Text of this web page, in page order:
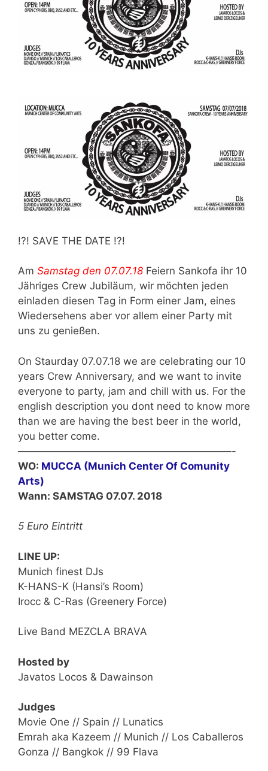
!?! SAVE THE DATE !?!
Am Samstag den 07.07.18 Feiern Sankofa ihr 10
Jähriges Crew Jubiläum, wir möchten jeden
einladen diesen Tag in Form einer Jam, eines
Wiedersehens aber vor allem einer Party mit
uns zu genießen.
On Staurday 07.07.18 we are celebrating our 10
years Crew Anniversary, and we want to invite
everyone to party, jam and chill with us. For the
english description you dont need to know more
than we are having the best beer in the world,
you better come.
—————————————————————-
WO: MUCCA (Munich Center Of Comunity
Arts)
Wann: SAMSTAG 07.07. 2018
5 Euro Eintritt
LINE UP:
Munich finest DJs
K-HANS-K (Hansi’s Room)
Irocc & C-Ras (Greenery Force)
Live Band MEZCLA BRAVA
Hosted by
Javatos Locos & Dawainson
Judges
Movie One // Spain // Lunatics
Emrah aka Kazeem // Munich // Los Caballeros
Gonza // Bangkok // 99 Flava